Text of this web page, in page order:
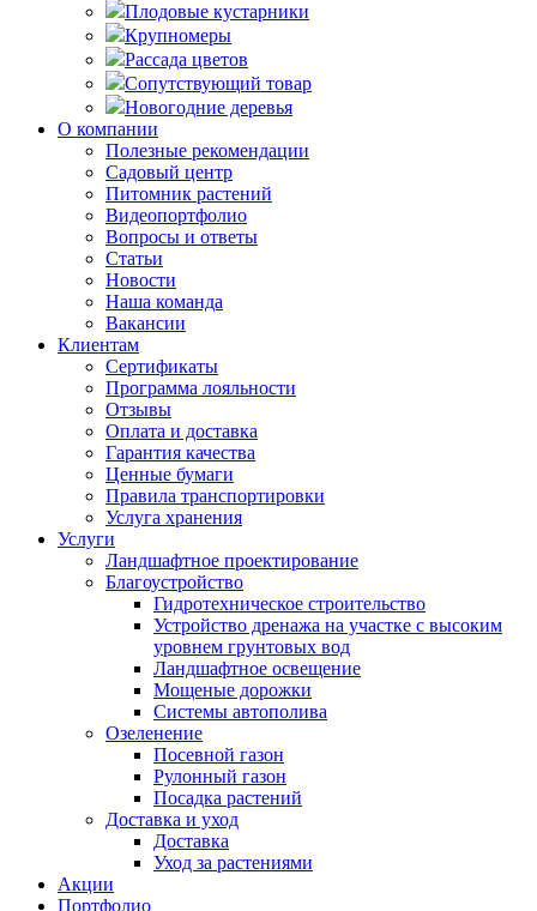
Плодовые кустарники
Крупномеры
Рассада цветов
Сопутствующий товар
Новогодние деревья
О компании
Полезные рекомендации
Садовый центр
Питомник растений
Видеопортфолио
Вопросы и ответы
Статьи
Новости
Наша команда
Вакансии
Клиентам
Сертификаты
Программа лояльности
Отзывы
Оплата и доставка
Гарантия качества
Ценные бумаги
Правила транспортировки
Услуга хранения
Услуги
Ландшафтное проектирование
Благоустройство
Гидротехническое строительство
Устройство дренажа на участке с высоким
уровнем грунтовых вод
Ландшафтное освещение
Мощеные дорожки
Системы автополива
Озеленение
Посевной газон
Рулонный газон
Посадка растений
Доставка и уход
Доставка
Уход за растениями
Акции
Портфолио